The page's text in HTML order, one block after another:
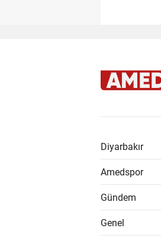
Diyarbakır
Amedspor
Gündem
Genel